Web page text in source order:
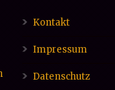
Kontakt
Impressum
Datenschutz